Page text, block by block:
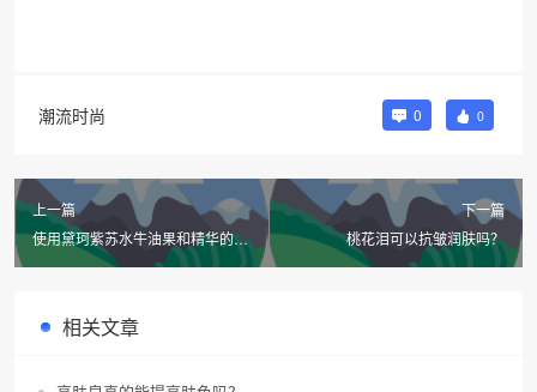
潮流时尚 0 0
上一篇
使用黛珂紫苏水牛油果和精华的顺
序是什么？
下一篇
桃花泪可以抗皱润肤吗？
相关文章